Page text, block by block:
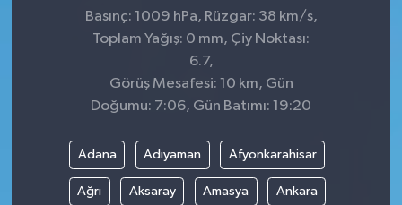
Basınç: 1009 hPa, Rüzgar: 38 km/s,
Toplam Yağış: 0 mm, Çiy Noktası:
6.7,
Görüş Mesafesi: 10 km, Gün
Doğumu: 7:06, Gün Batımı: 19:20
Adana Adıyaman Afyonkarahisar
Ağrı Aksaray Amasya Ankara